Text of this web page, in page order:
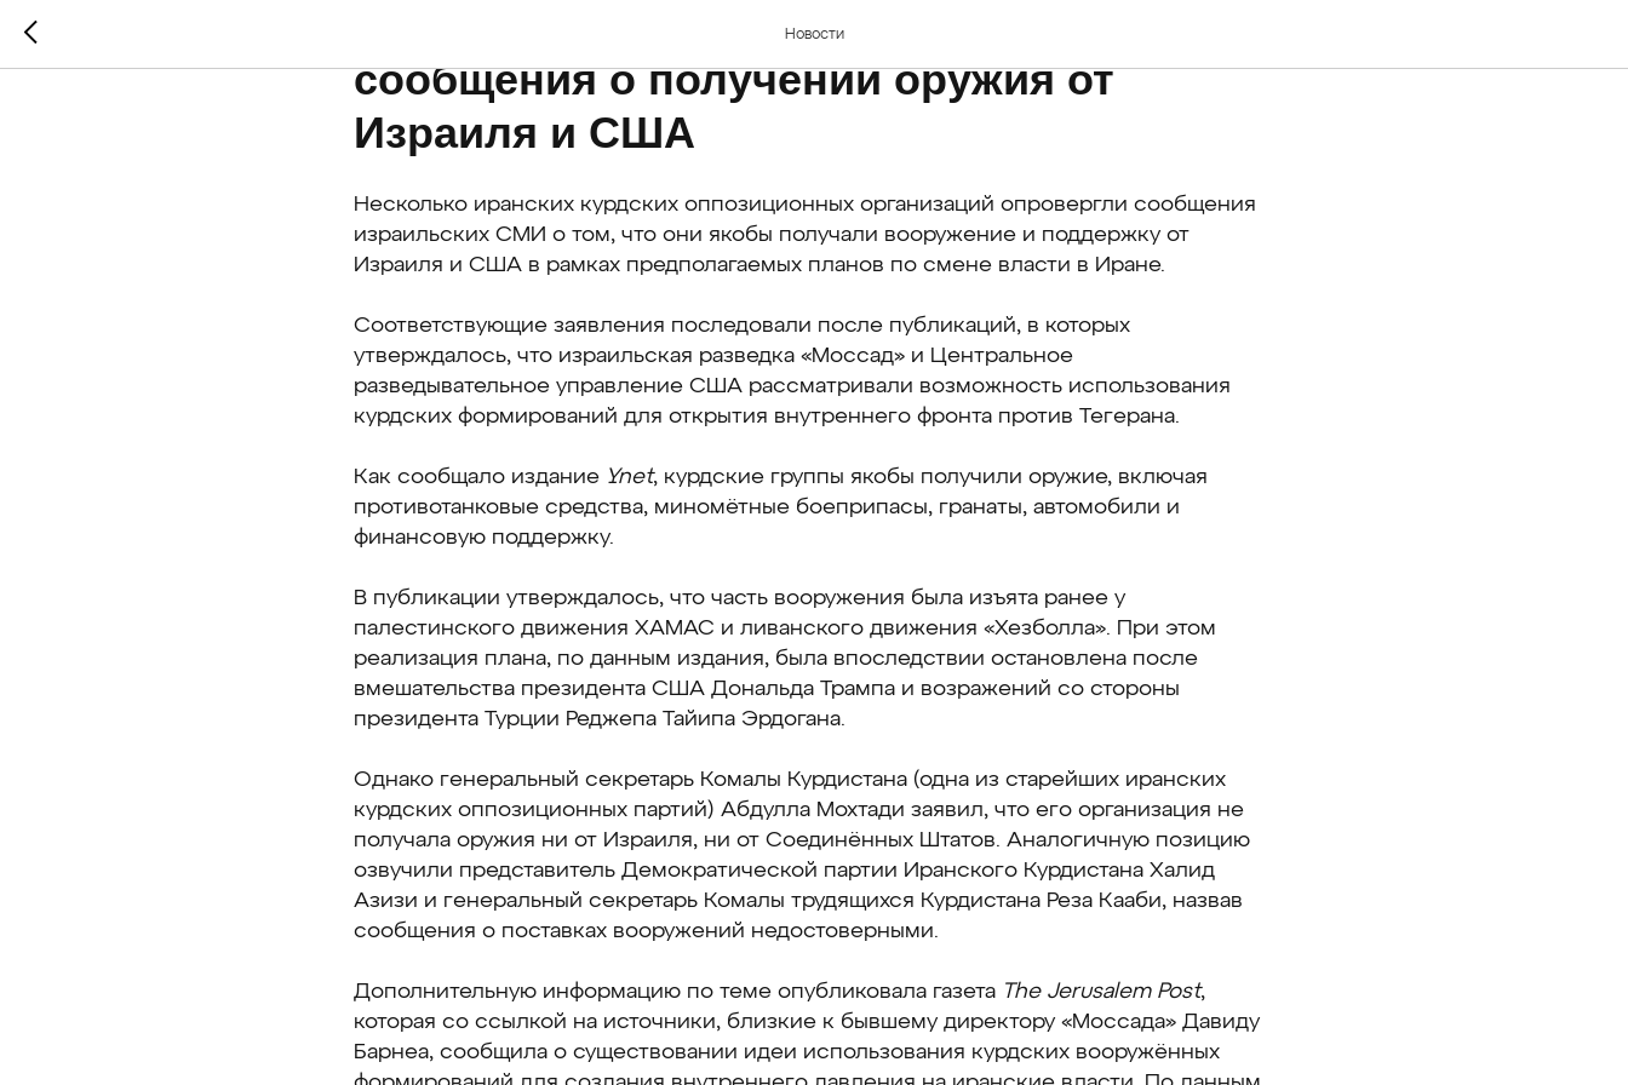
Новости
Иранские курдские партии опровергли
сообщения о получении оружия от
Израиля и США
Несколько иранских курдских оппозиционных организаций опровергли сообщения
израильских СМИ о том, что они якобы получали вооружение и поддержку от
Израиля и США в рамках предполагаемых планов по смене власти в Иране.
Соответствующие заявления последовали после публикаций, в которых
утверждалось, что израильская разведка «Моссад» и Центральное
разведывательное управление США рассматривали возможность использования
курдских формирований для открытия внутреннего фронта против Тегерана.
Как сообщало издание Ynet, курдские группы якобы получили оружие, включая
противотанковые средства, миномётные боеприпасы, гранаты, автомобили и
финансовую поддержку.
В публикации утверждалось, что часть вооружения была изъята ранее у
палестинского движения ХАМАС и ливанского движения «Хезболла». При этом
реализация плана, по данным издания, была впоследствии остановлена после
вмешательства президента США Дональда Трампа и возражений со стороны
президента Турции Реджепа Тайипа Эрдогана.
Однако генеральный секретарь Комалы Курдистана (одна из старейших иранских
курдских оппозиционных партий) Абдулла Мохтади заявил, что его организация не
получала оружия ни от Израиля, ни от Соединённых Штатов. Аналогичную позицию
озвучили представитель Демократической партии Иранского Курдистана Халид
Азизи и генеральный секретарь Комалы трудящихся Курдистана Реза Кааби, назвав
сообщения о поставках вооружений недостоверными.
Дополнительную информацию по теме опубликовала газета The Jerusalem Post,
которая со ссылкой на источники, близкие к бывшему директору «Моссада» Давиду
Барнеа, сообщила о существовании идеи использования курдских вооружённых